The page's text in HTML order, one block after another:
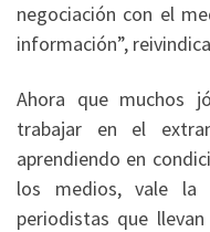
negociación con el
información”,
Ahora que muchos
trabajar en el
aprendiendo en
los medios, vale la
periodistas que